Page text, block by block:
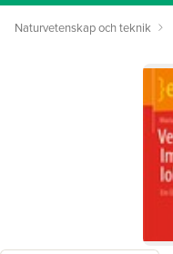
Naturvetenskap och teknik